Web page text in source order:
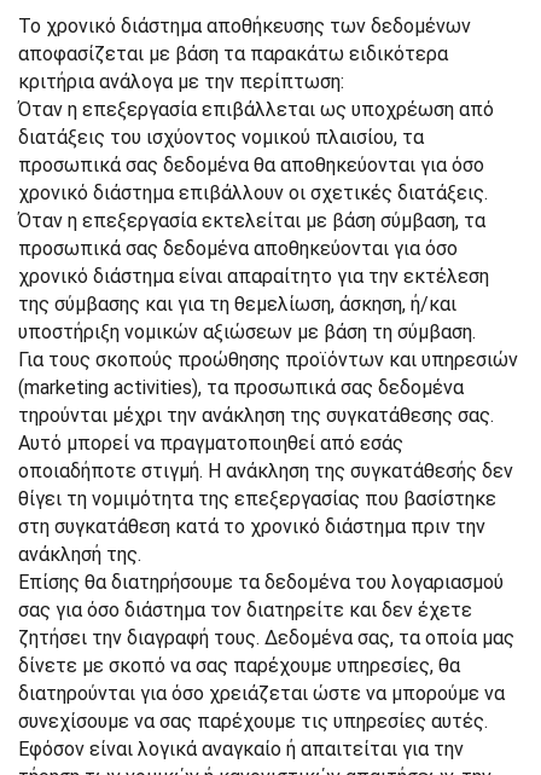
Το χρονικό διάστημα αποθήκευσης των δεδομένων
αποφασίζεται με βάση τα παρακάτω ειδικότερα
κριτήρια ανάλογα με την περίπτωση:
Όταν η επεξεργασία επιβάλλεται ως υποχρέωση από
διατάξεις του ισχύοντος νομικού πλαισίου, τα
προσωπικά σας δεδομένα θα αποθηκεύονται για όσο
χρονικό διάστημα επιβάλλουν οι σχετικές διατάξεις.
Όταν η επεξεργασία εκτελείται με βάση σύμβαση, τα
προσωπικά σας δεδομένα αποθηκεύονται για όσο
χρονικό διάστημα είναι απαραίτητο για την εκτέλεση
της σύμβασης και για τη θεμελίωση, άσκηση, ή/και
υποστήριξη νομικών αξιώσεων με βάση τη σύμβαση.
Για τους σκοπούς προώθησης προϊόντων και υπηρεσιών
(marketing activities), τα προσωπικά σας δεδομένα
τηρούνται μέχρι την ανάκληση της συγκατάθεσης σας.
Αυτό μπορεί να πραγματοποιηθεί από εσάς
οποιαδήποτε στιγμή. Η ανάκληση της συγκατάθεσής δεν
θίγει τη νομιμότητα της επεξεργασίας που βασίστηκε
στη συγκατάθεση κατά το χρονικό διάστημα πριν την
ανάκλησή της.
Επίσης θα διατηρήσουμε τα δεδομένα του λογαριασμού
σας για όσο διάστημα τον διατηρείτε και δεν έχετε
ζητήσει την διαγραφή τους. Δεδομένα σας, τα οποία μας
δίνετε με σκοπό να σας παρέχουμε υπηρεσίες, θα
διατηρούνται για όσο χρειάζεται ώστε να μπορούμε να
συνεχίσουμε να σας παρέχουμε τις υπηρεσίες αυτές.
Εφόσον είναι λογικά αναγκαίο ή απαιτείται για την